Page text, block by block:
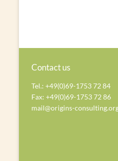
Contact us
Tel.: +49(0)69-1753 72 84
Fax: +49(0)69-1753 72 86
mail@origins-